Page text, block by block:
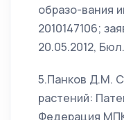
образо-вания
2010147106;
20.05.2012,
5.Панков Д.М.
растений:
Федерация